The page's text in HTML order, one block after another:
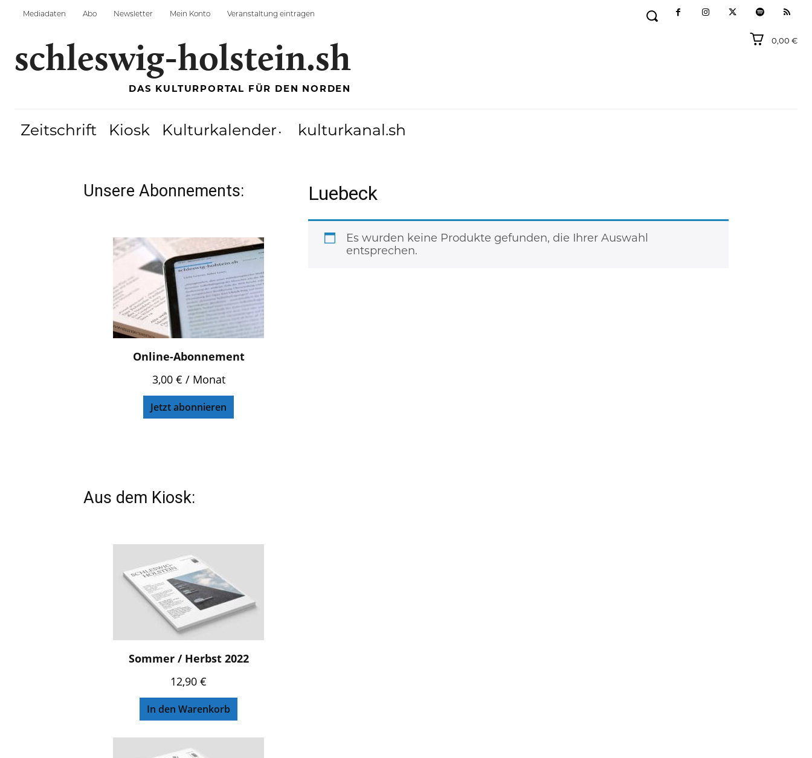
Mediadaten Abo Newsletter Mein Konto Veranstaltung eintragen
schleswig-holstein.sh
DAS KULTURPORTAL FÜR DEN NORDEN
0,00 €
Zeitschrift Kiosk Kulturkalender kulturkanal.sh
Unsere Abonnements:
Online-Abonnement
3,00 € / Monat
Jetzt abonnieren
Aus dem Kiosk:
Sommer / Herbst 2022
12,90 €
In den Warenkorb
Luebeck
Es wurden keine Produkte gefunden, die Ihrer Auswahl
entsprechen.